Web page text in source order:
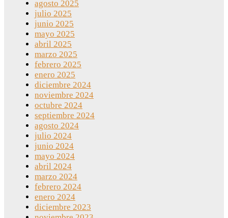
agosto 2025
julio 2025
junio 2025
mayo 2025
abril 2025
marzo 2025
febrero 2025
enero 2025
diciembre 2024
noviembre 2024
octubre 2024
septiembre 2024
agosto 2024
julio 2024
junio 2024
mayo 2024
abril 2024
marzo 2024
febrero 2024
enero 2024
diciembre 2023